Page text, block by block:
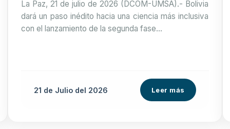
La Paz, 21 de julio de 2026 (DCOM-UMSA).- Bolivia
dará un paso inédito hacia una ciencia más inclusiva
con el lanzamiento de la segunda fase...
21 de Julio del 2026 Leer más